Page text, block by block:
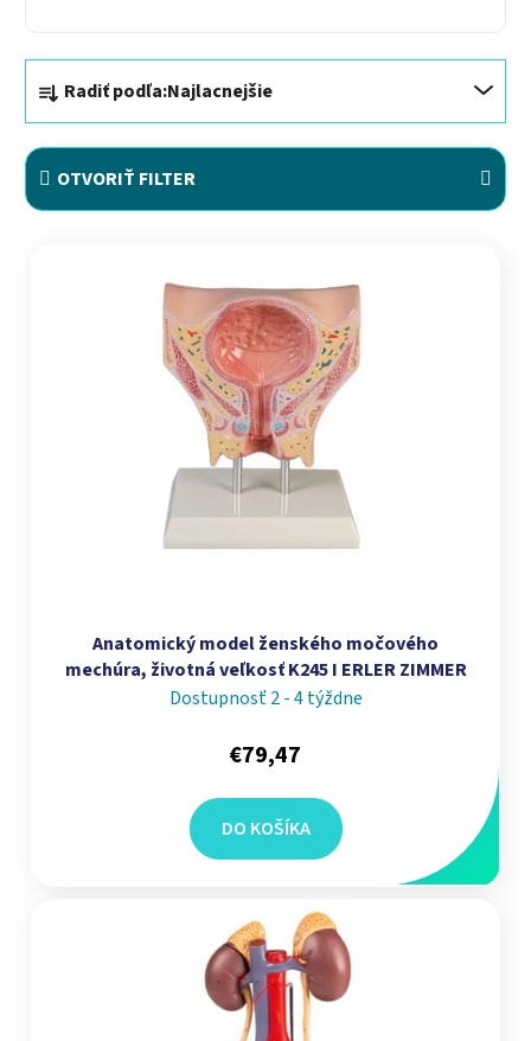
Radenie produktov
Radiť podľa:Najlacnejšie
OTVORIŤ FILTER
Anatomický model ženského močového
mechúra, životná veľkosť K245 I ERLER ZIMMER
Dostupnosť 2 - 4 týždne
€79,47
DO KOŠÍKA